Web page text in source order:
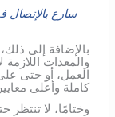
سارع بالإتصال
بالإضافة إلى
والمعدات
العمل، أو حتى
كاملة وأعلى
وختامًا، لا